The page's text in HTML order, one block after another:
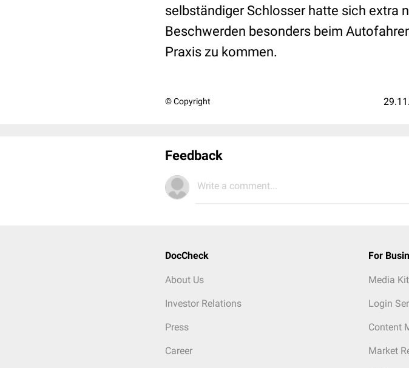
selbständiger Schlosser hatte sich extra
Beschwerden besonders beim
Praxis zu kommen.
© Copyright
Feedback
Write a comment...
DocCheck
About Us
Investor Relations
Press
Career
For
Media Kit
Login
Content
Market